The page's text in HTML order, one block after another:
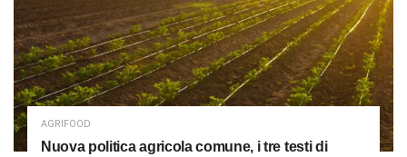
AGRIFOOD
Nuova politica agricola comune, i tre testi di